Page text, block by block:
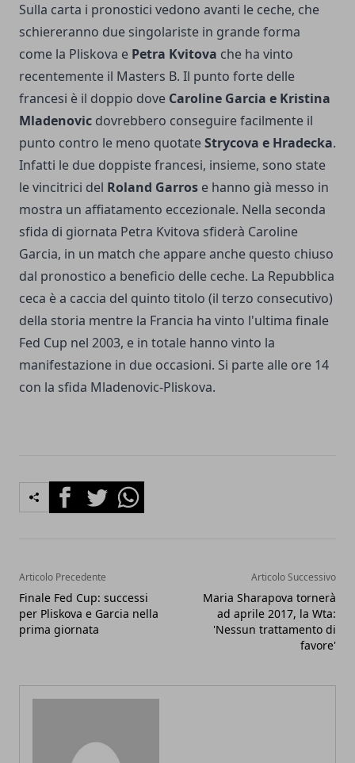
Sulla carta i pronostici vedono avanti le ceche, che
schiereranno due singolariste in grande forma
come la Pliskova e Petra Kvitova che ha vinto
recentemente il Masters B. Il punto forte delle
francesi è il doppio dove Caroline Garcia e Kristina
Mladenovic dovrebbero conseguire facilmente il
punto contro le meno quotateStrycova e Hradecka.
Infatti le due doppiste francesi, insieme, sono state
le vincitrici del Roland Garros e hanno già messo in
mostra un affiatamento eccezionale. Nella seconda
sfida di giornata Petra Kvitova sfiderà Caroline
Garcia, in un match che appare anche questo chiuso
dal pronostico a beneficio delle ceche. La Repubblica
ceca è a caccia del quinto titolo (il terzo consecutivo)
della storia mentre la Francia ha vinto l'ultima finale
Fed Cup nel 2003, e in totale hanno vinto la
manifestazione in due occasioni. Si parte alle ore 14
con la sfida Mladenovic-Pliskova.
FacebookTwitterWhatsapp
Articolo Precedente
Finale Fed Cup: successi
per Pliskova e Garcia nella
prima giornata
Articolo Successivo
Maria Sharapova tornerà
ad aprile 2017, la Wta:
'Nessun trattamento di
favore'